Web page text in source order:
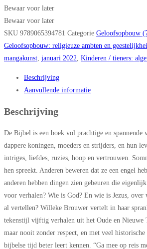
aantal
Bewaar voor later
Bewaar voor later
SKU 9789065394781 Categorie Geloofsopbouw
Geloofsopbouw: religieuze ambten en
mangakunst januari 2022 Kinderen / tieners:
Beschrijving
Aanvullende informatie
Beschrijving
De Bĳbel is een boek vol prachtige en spannende
dappere koningen, moeders en strĳders, en hun
intriges, liefdes, ruzies, hoop en vertrouwen.
hen spreekt. Anderen beweren dat ze een engel
anderen hebben dingen zien gebeuren die
voor verhalen? Wie is God? En wie is Jezus, over
al vertellen? Willeke Brouwer vertelt in haar
tekenstĳl vĳftig verhalen uit het Oude en Nieuwe
maar nooit zonder respect, en met veel
bĳbelse tĳd beter leert kennen. “Ga mee op reis